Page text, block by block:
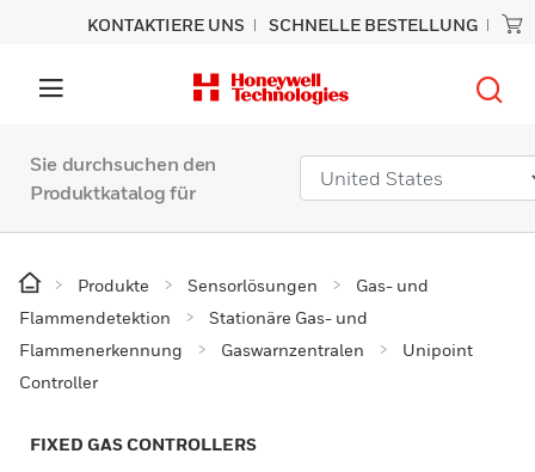
KONTAKTIERE UNS SCHNELLE BESTELLUNG
Sie durchsuchen den
Produktkatalog für
Produkte Sensorlösungen
Gas- und
Flammendetektion
Stationäre Gas- und
Flammenerkennung
Gaswarnzentralen
Unipoint
Controller
FIXED GAS CONTROLLERS